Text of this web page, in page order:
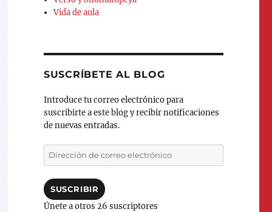
Vida de aula
SUSCRÍBETE AL BLOG
Introduce tu correo electrónico para
suscribirte a este blog y recibir notificaciones
de nuevas entradas.
Dirección
de
electrónico
SUSCRIBIR
Únete a otros 26 suscriptores